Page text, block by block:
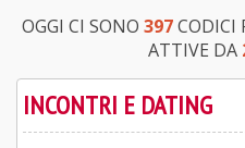
OGGI CI SONO 397CODICI
ATTIVE DA
INCONTRI E DATING